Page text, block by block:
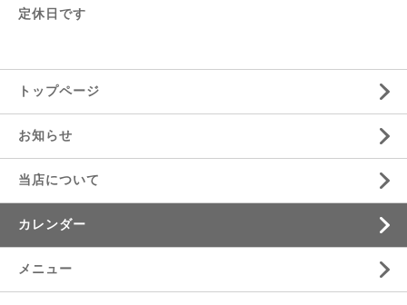
定休日です
トップページ
お知らせ
当店について
カレンダー
メニュー